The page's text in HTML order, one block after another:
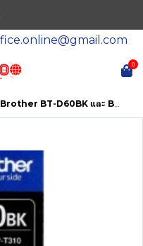
0
Brother BT-D60BK และ BT-5000CMY